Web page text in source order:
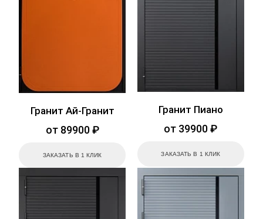
Гранит Ай-Гранит
от 89900 ₽
ЗАКАЗАТЬ В 1 КЛИК
Гранит Пиано
от 39900 ₽
ЗАКАЗАТЬ В 1 КЛИК